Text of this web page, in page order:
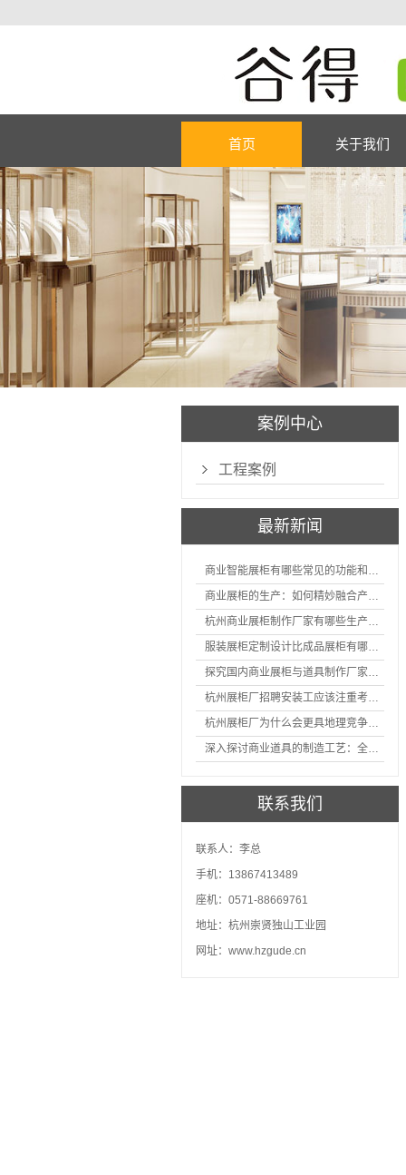
首页 关于我们
案例中心
工程案例
最新新闻
商业智能展柜有哪些常见的功能和神奇之处
商业展柜的生产：如何精妙融合产品特性的艺术探索
杭州商业展柜制作厂家有哪些生产的优势？
服装展柜定制设计比成品展柜有哪些优势
探究国内商业展柜与道具制作厂家的技术实力如何
杭州展柜厂招聘安装工应该注重考核哪些方面技能
杭州展柜厂为什么会更具地理竞争优势？
深入探讨商业道具的制造工艺：全面分析从设计到维护的各个环节。
联系我们
联系人：李总
手机：13867413489
座机：0571-88669761
地址：杭州崇贤独山工业园
网址：www.hzgude.cn